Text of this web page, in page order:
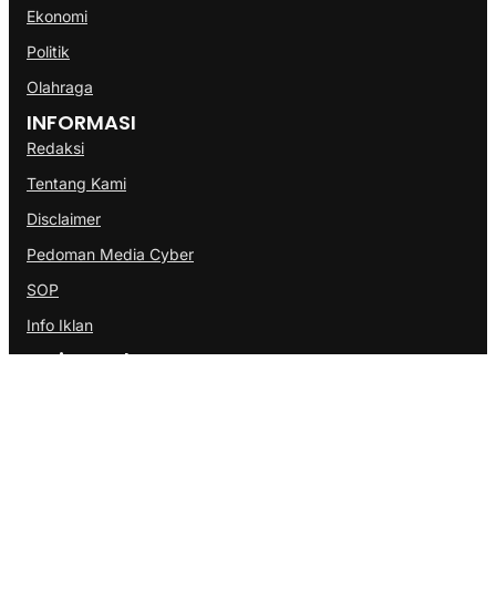
Ekonomi
Politik
Olahraga
INFORMASI
Redaksi
Tentang Kami
Disclaimer
Pedoman Media Cyber
SOP
Info Iklan
Berita Terbaru